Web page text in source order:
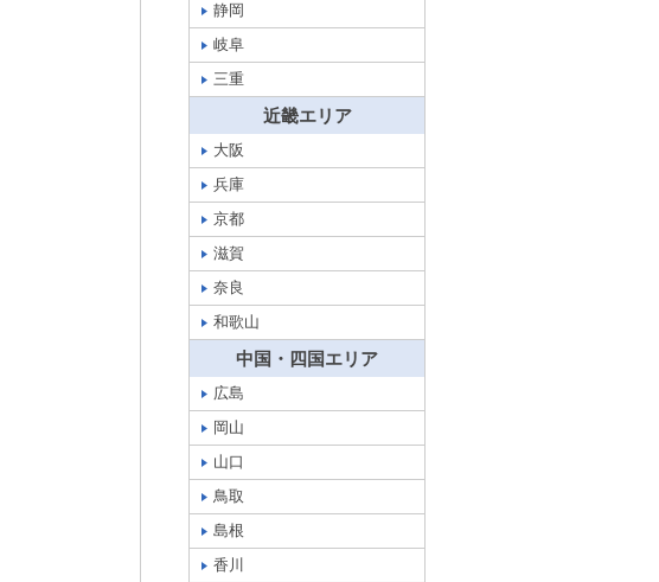
静岡
岐阜
三重
近畿エリア
大阪
兵庫
京都
滋賀
奈良
和歌山
中国・四国エリア
広島
岡山
山口
鳥取
島根
香川